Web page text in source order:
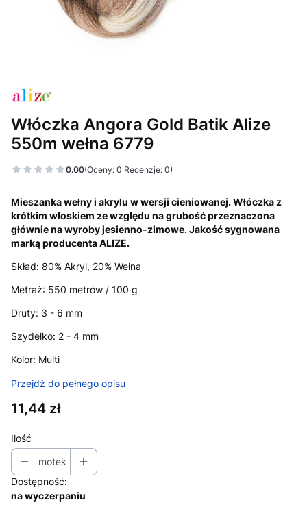
Włóczka Angora Gold Batik Alize
550m wełna 6779
0.00(Oceny: 0 Recenzje: 0)
Mieszanka wełny i akrylu w wersji cieniowanej. Włóczka z
krótkim włoskiem ze względu na grubość przeznaczona
głównie na wyroby jesienno-zimowe. Jakość sygnowana
marką producenta ALIZE.
Skład: 80% Akryl, 20% Wełna
Metraż: 550 metrów / 100 g
Druty: 3 - 6 mm
Szydełko: 2 - 4 mm
Kolor: Multi
Przejdź do pełnego opisu
Cena
11,44 zł
Ilość
motek
Dostępność:
na wyczerpaniu